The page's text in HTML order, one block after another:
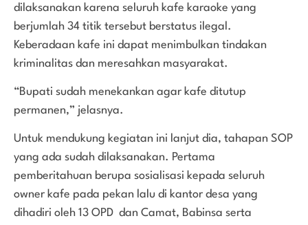
dilaksanakan karena seluruh kafe karaoke yang
berjumlah 34 titik tersebut berstatus ilegal.
Keberadaan kafe ini dapat menimbulkan tindakan
kriminalitas dan meresahkan masyarakat.
“Bupati sudah menekankan agar kafe ditutup
permanen,” jelasnya.
Untuk mendukung kegiatan ini lanjut dia, tahapan SOP
yang ada sudah dilaksanakan. Pertama
pemberitahuan berupa sosialisasi kepada seluruh
owner kafe pada pekan lalu di kantor desa yang
dihadiri oleh 13 OPD dan Camat, Babinsa serta